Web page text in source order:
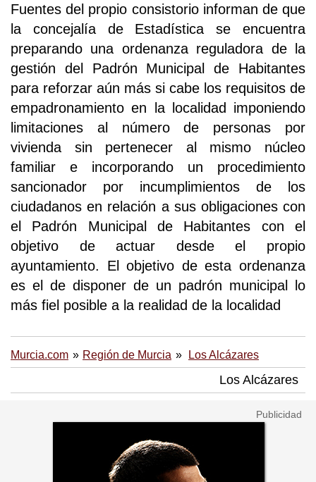
Fuentes del propio consistorio informan de que
la concejalía de Estadística se encuentra
preparando una ordenanza reguladora de la
gestión del Padrón Municipal de Habitantes
para reforzar aún más si cabe los requisitos de
empadronamiento en la localidad imponiendo
limitaciones al número de personas por
vivienda sin pertenecer al mismo núcleo
familiar e incorporando un procedimiento
sancionador por incumplimientos de los
ciudadanos en relación a sus obligaciones con
el Padrón Municipal de Habitantes con el
objetivo de actuar desde el propio
ayuntamiento. El objetivo de esta ordenanza
es el de disponer de un padrón municipal lo
más fiel posible a la realidad de la localidad
Murcia.com Región de Murcia Los Alcázares
Los Alcázares